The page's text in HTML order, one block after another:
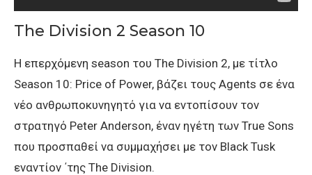
The Division 2 Season 10
Η επερχόμενη season του The Division 2, με τίτλο
Season 10: Price of Power, βάζει τους Agents σε ένα
νέο ανθρωποκυνηγητό για να εντοπίσουν τον
στρατηγό Peter Anderson, έναν ηγέτη των True Sons
που προσπαθεί να συμμαχήσει με τον Black Tusk
εναντίον ΄της The Division.